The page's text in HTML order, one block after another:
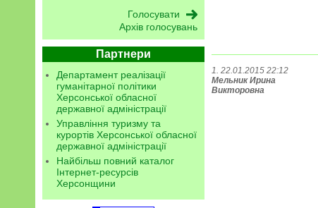
Архів голосувань
Партнери
Департамент реалізації
гуманітарної політики
Херсонської обласної
державної адміністрації
Управління туризму та
курортів Херсонської обласної
державної адміністрації
Найбільш повний каталог
Інтернет-ресурсів
Херсонщини
1. 22.01.2015 22:12
Мельник Ирина
Викторовна